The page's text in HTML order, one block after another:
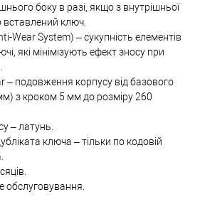
боку в разі, якщо з внутрішньої
вставлений ключ.
Wear System) – сукупність елементів
які мінімізують ефект зносу при
– подовження корпусу від базового
з кроком 5 мм до розміру 260
– латунь.
ключа – тільки по кодовій
обслуговування.